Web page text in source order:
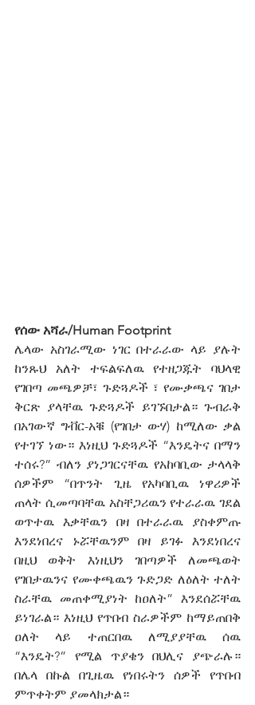
የሰው አሻራ/Human Footprint
ሌላው አስገራሚው ነገር በተራራው ላይ ያሉት
ከንጹህ አለት ተፍልፍለዉ የተዘጋጁት ባህላዊ
የገበጣ መጫዎቻ፣ ጉድጓዶች ፣ የሙቃጫና ገበታ
ቅርጽ ያላቸዉ ጉድጓዶች ይገኙበታል። ጉብራቅ
በአገውኛ ግቭር-አቑ (የገበታ ውሃ) ከሚለው ቃል
የተገኘ ነው። እነዚህ ጉድጓዶች “እንዴትና በማን
ተሰሩ?” ብለን ያነጋገርናቸዉ የአከባቢው ታላላቅ
ሰዎችም “በጥንት ጊዜ የአካባቢዉ ነዋሪዎች
ጠላት ሲመጣባቸዉ አስቸጋሪዉን የተራራዉ ገደል
ወጥተዉ እቃቸዉን በዛ በተራራዉ ያስቀምጡ
እንደነበረና ኑሯቸዉንም በዛ ይገፉ እንደነበረና
በዚህ ወቅት እነዚህን ገበጣዎች ለመጫወት
የገበታዉንና የሙቀጫዉን ጉድጋድ ለዕለት ተለት
ስራቸዉ መጠቀሚያነት ከዐለት” እንደሰሯቸዉ
ይነገራል። እነዚህ የጥበብ ስራዎችም ከማይጠበቅ
ዐለት ላይ ተጠርበዉ ለሚያያቸዉ ሰዉ
“እንዴት?” የሚል ጥያቄን በህሊና ያጭራሉ።
በሌላ በኩል በጊዜዉ የነበሩትን ሰዎች የጥበብ
ምጥቀትም ያመላክታል።